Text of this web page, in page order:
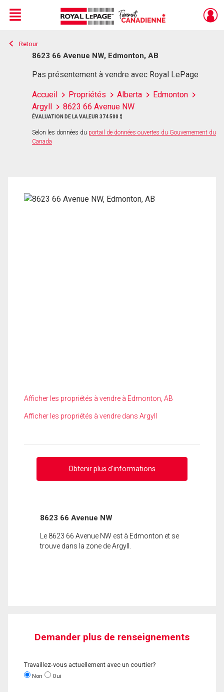
Live
En Direct
Menu
Retour
8623 66 Avenue NW, Edmonton, AB
Pas présentement à vendre avec Royal LePage
Accueil Propriétés Alberta
Edmonton
Argyll
8623 66 Avenue NW
ÉVALUATION DE LA VALEUR 374 500 $
Selon les données du portail de données ouvertes du Gouvernement du
Canada
Afficher les propriétés à vendre à Edmonton, AB
Afficher les propriétés à vendre dans Argyll
Obtenir plus d'informations
8623 66 Avenue NW
Le 8623 66 Avenue NW est à Edmonton et se
trouve dans la zone de Argyll.
Demander plus de renseignements
Travaillez-vous actuellement avec un courtier?
Non Oui